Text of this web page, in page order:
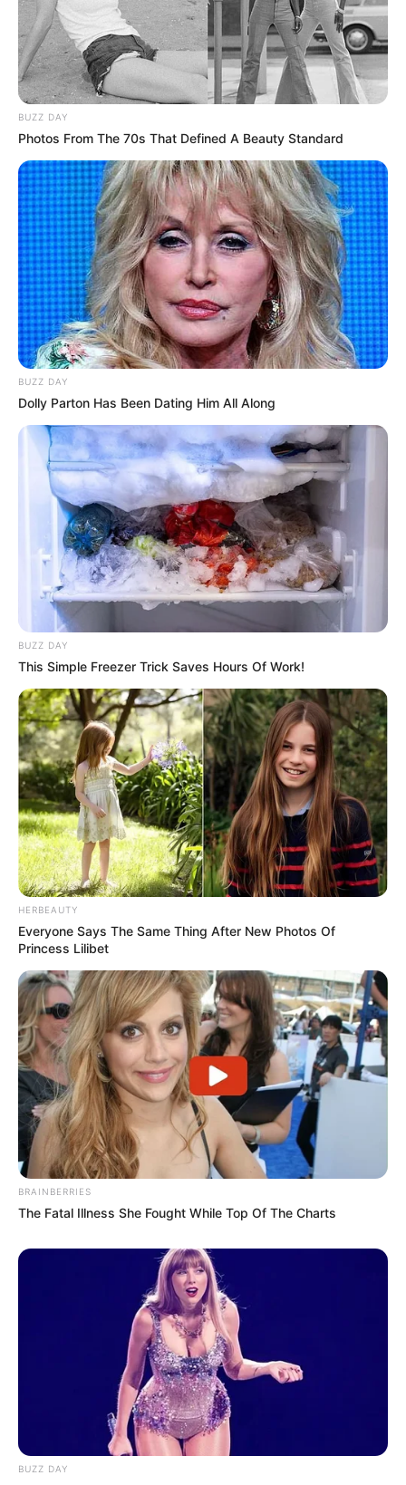
BUZZ DAY
Photos From The 70s That Defined A Beauty Standard
BUZZ DAY
Dolly Parton Has Been Dating Him All Along
BUZZ DAY
This Simple Freezer Trick Saves Hours Of Work!
HERBEAUTY
Everyone Says The Same Thing After New Photos Of
Princess Lilibet
BRAINBERRIES
The Fatal Illness She Fought While Top Of The Charts
BUZZ DAY